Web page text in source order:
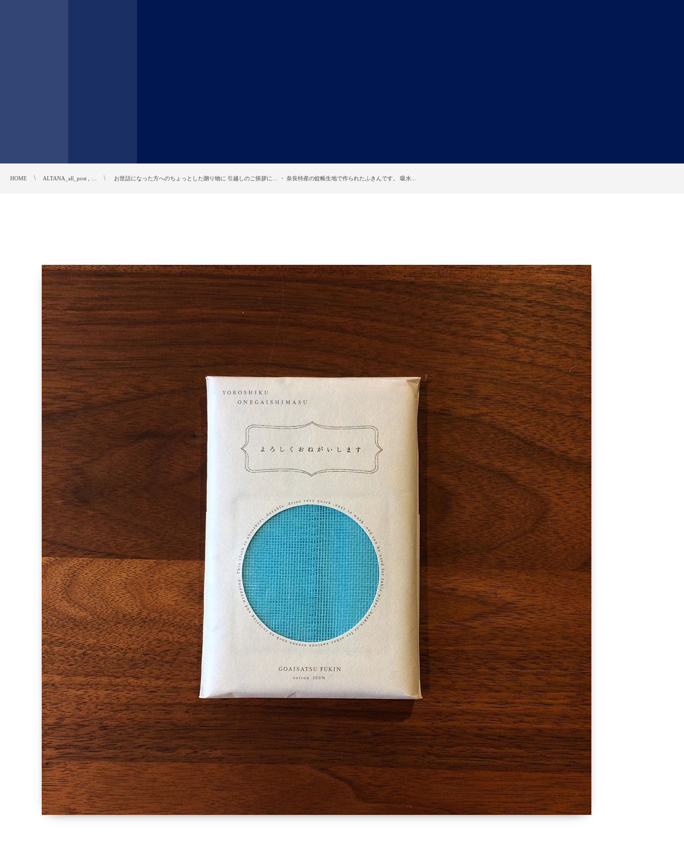
HOME ALTANA_all_post , … ︎ お世話になった方へのちょっとした贈り物に 引越しのご挨拶に… ・ 奈良特産の蚊帳生地で作られたふきんです。 吸水...